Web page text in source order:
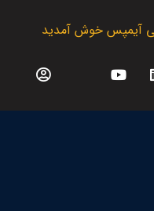
آیمپس خوش آمدید